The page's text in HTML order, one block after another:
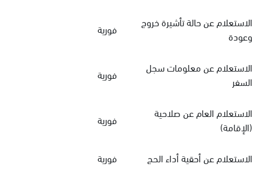
الاستعلام عن حالة تأشيرة خروج
وعودة
فورية
الاستعلام عن معلومات سجل
السفر
فورية
الاستعلام العام عن صلاحية
(الإقامة)
فورية
الاستعلام عن أحقية أداء الحج
فورية